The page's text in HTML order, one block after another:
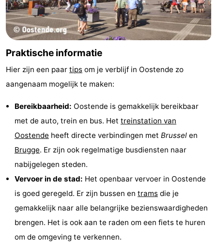
Praktische informatie
Hier zijn een paar tips om je verblijf in Oostende zo
aangenaam mogelijk te maken:
Bereikbaarheid: Oostende is gemakkelijk bereikbaar
met de auto, trein en bus. Het treinstation van
Oostende heeft directe verbindingen met Brussel en
Brugge. Er zijn ook regelmatige busdiensten naar
nabijgelegen steden.
Vervoer in de stad: Het openbaar vervoer in Oostende
is goed geregeld. Er zijn bussen en trams die je
gemakkelijk naar alle belangrijke bezienswaardigheden
brengen. Het is ook aan te raden om een fiets te huren
om de omgeving te verkennen.